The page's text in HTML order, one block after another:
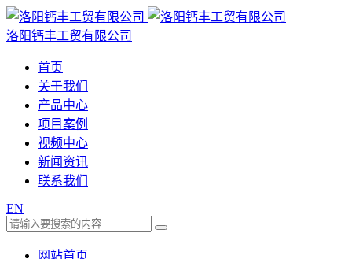
洛阳钙丰工贸有限公司
首页
关于我们
产品中心
项目案例
视频中心
新闻资讯
联系我们
EN
网站首页